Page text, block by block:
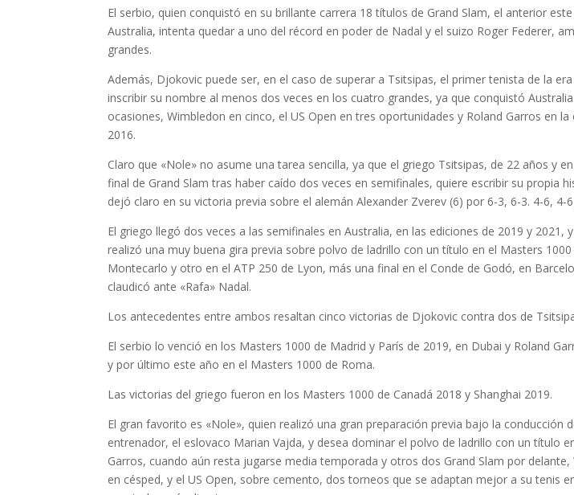
El serbio, quien conquistó en su brillante carrera 18 títulos de Grand Slam, el anterior
Australia, intenta quedar a uno del récord en poder de Nadal y el suizo Roger Federer,
grandes.
Además, Djokovic puede ser, en el caso de superar a Tsitsipas, el primer tenista de la
inscribir su nombre al menos dos veces en los cuatro grandes, ya que conquistó
ocasiones, Wimbledon en cinco, el US Open en tres oportunidades y Roland Garros en la
2016.
Claro que «Nole» no asume una tarea sencilla, ya que el griego Tsitsipas, de 22 años y
final de Grand Slam tras haber caído dos veces en semifinales, quiere escribir su propia
dejó claro en su victoria previa sobre el alemán Alexander Zverev (6) por 6-3, 6-3. 4-6, 4-
El griego llegó dos veces a las semifinales en Australia, en las ediciones de 2019 y 2021,
realizó una muy buena gira previa sobre polvo de ladrillo con un título en el Masters 1000
Montecarlo y otro en el ATP 250 de Lyon, más una final en el Conde de Godó, en
claudicó ante «Rafa» Nadal.
Los antecedentes entre ambos resaltan cinco victorias de Djokovic contra dos de
El serbio lo venció en los Masters 1000 de Madrid y París de 2019, en Dubai y Roland
y por último este año en el Masters 1000 de Roma.
Las victorias del griego fueron en los Masters 1000 de Canadá 2018 y Shanghai 2019.
El gran favorito es «Nole», quien realizó una gran preparación previa bajo la conducción
entrenador, el eslovaco Marian Vajda, y desea dominar el polvo de ladrillo con un título
Garros, cuando aún resta jugarse media temporada y otros dos Grand Slam por delante,
en césped, y el US Open, sobre cemento, dos torneos que se adaptan mejor a su tenis